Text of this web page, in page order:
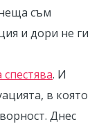
съм
и дори не ги
. И
в която
Днес